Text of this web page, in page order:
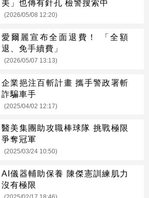
美」也傳有針孔 檢警搜索中
(2026/05/08 12:20)
愛爾麗宣布全面退費！ 「全額
退、免手續費」
(2026/05/07 13:13)
企業挹注百斬計畫 攜手警政署斬
詐騙車手
(2025/04/02 12:17)
醫美集團助攻職棒球隊 挑戰極限
爭奪冠軍
(2025/03/24 10:50)
AI儀器輔助保養 陳傑憲訓練肌力
沒有極限